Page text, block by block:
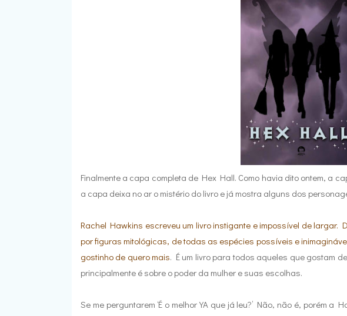
Finalmente a capa completa de Hex Hall. Como havia dito ontem, a
a capa deixa no ar o mistério do livro e já mostra alguns dos
Rachel Hawkins escreveu um livro instigante e impossível de largar.
por figuras mitológicas, de todas as espécies possíveis e
gostinho de quero mais. É um livro para todos aqueles que gostam
principalmente é sobre o poder da mulher e suas escolhas.
Se me perguntarem ‘É o melhor YA que já leu?’ Não, não é, porém a